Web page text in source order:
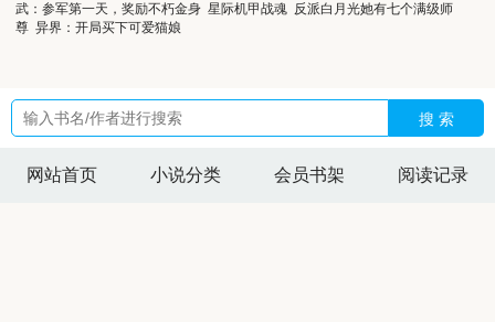
武：参军第一天，奖励不朽金身 星际机甲战魂 反派白月光她有七个满级师
尊 异界：开局买下可爱猫娘
搜 索
网站首页 小说分类 会员书架 阅读记录